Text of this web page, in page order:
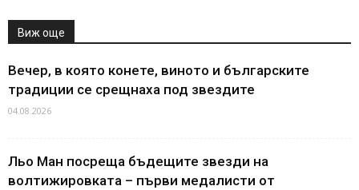
Виж още
Вечер, в която конете, виното и българските
традиции се срещнаха под звездите
04.08.2026
Льо Ман посреща бъдещите звезди на
волтижировката – първи медалисти от